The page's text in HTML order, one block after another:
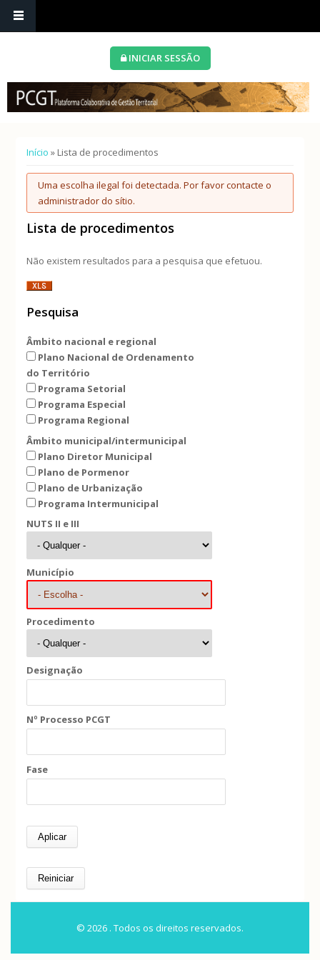
INICIAR SESSÃO
Está aqui
Início » Lista de procedimentos
Mensagem de erro
Uma escolha ilegal foi detectada. Por favor contacte o
administrador do sítio.
Lista de procedimentos
Não existem resultados para a pesquisa que efetuou.
Pesquisa
Âmbito nacional e regional
Plano Nacional de Ordenamento
do Território
Programa Setorial
Programa Especial
Programa Regional
Âmbito municipal/intermunicipal
Plano Diretor Municipal
Plano de Pormenor
Plano de Urbanização
Programa Intermunicipal
NUTS II e III
Município
Procedimento
Designação
Nº Processo PCGT
Fase
© 2026 . Todos os direitos reservados.